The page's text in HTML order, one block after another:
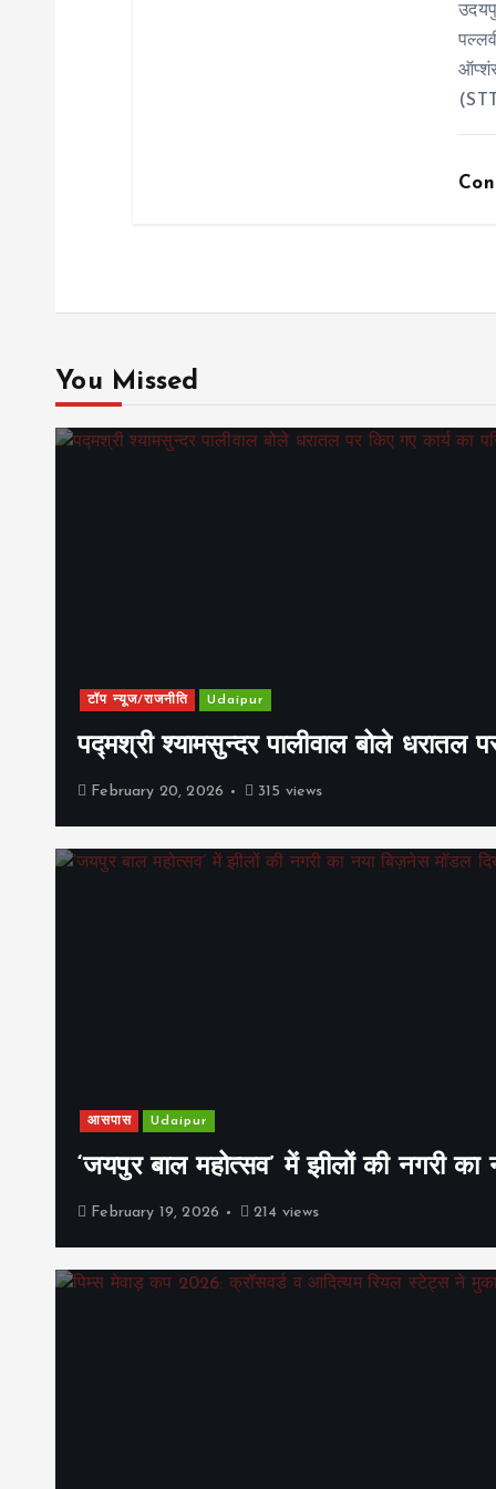
You Missed
टॉप न्यूज/राजनीति Udaipur
पद्मश्री श्यामसुन्दर पालीवाल बोले धरातल
February 20, 2026 315 views
आसपास Udaipur
‘जयपुर बाल महोत्सव’ में झीलों की नगरी
February 19, 2026 214 views